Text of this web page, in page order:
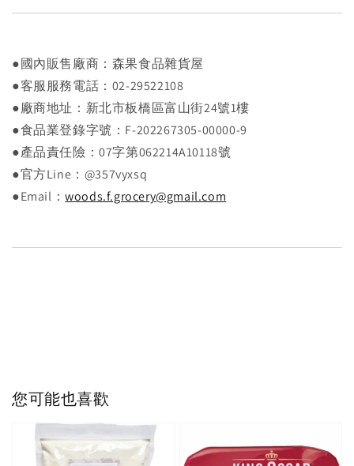
●國內販售廠商：森果食品雜貨屋
●客服服務電話：02-29522108
●廠商地址：新北市板橋區富山街24號1樓
●食品業登錄字號：F-202267305-00000-9
●產品責任險：07字第062214A10118號
●官方Line：@357vyxsq
●Email：woods.f.grocery@gmail.com
您可能也喜歡